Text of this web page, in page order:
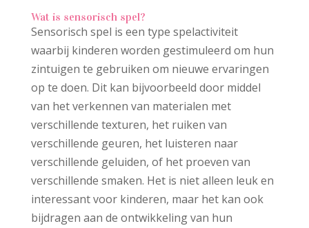
Wat is sensorisch spel?
Sensorisch spel is een type spelactiviteit
waarbij kinderen worden gestimuleerd om hun
zintuigen te gebruiken om nieuwe ervaringen
op te doen. Dit kan bijvoorbeeld door middel
van het verkennen van materialen met
verschillende texturen, het ruiken van
verschillende geuren, het luisteren naar
verschillende geluiden, of het proeven van
verschillende smaken. Het is niet alleen leuk en
interessant voor kinderen, maar het kan ook
bijdragen aan de ontwikkeling van hun